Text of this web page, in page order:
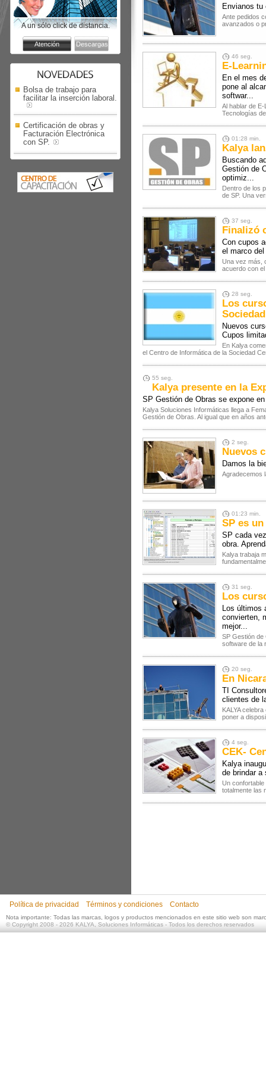
A un sólo click de distancia.
Bolsa de trabajo para
facilitar la inserción laboral.
Certificación de obras y
Facturación Electrónica
con SP.
Envianos tu
Ante pedidos
avanzados o
46 seg.
E-
En el mes
pone al
softwar...
Al hablar de
Tecnologías
01:28 min.
Kalya
Buscando
Gestión de
optimiz...
Dentro de los
de SP. Una
37 seg.
Finalizó
Con cupos
el marco
Una vez más,
acuerdo con
28 seg.
Los
Nuevos
Cupos
En Kalya
el Centro de Informática de la Sociedad
55 seg.
Kalya presente en la
SP Gestión de Obras se expone
Kalya Soluciones Informáticas llega a
Gestión de Obras. Al igual que en años
2 seg.
Nuevos
Damos la
Agradecemos
01:23 min.
SP es
SP cada
obra.
Kalya trabaja
31 seg.
Los
Los últimos
convierten,
mejor...
SP Gestión de
software de la
20 seg.
En
TI
clientes de
KALYA
poner a
4 seg.
CEK-
Kalya
de brindar a
Un
totalmente las
Política de privacidad Términos y condiciones Contacto
Nota importante: Todas las marcas, logos y productos mencionados en este sitio web son
©Copyright 2008 - 2026 KALYA, Soluciones Informáticas- Todos los derechos reservados